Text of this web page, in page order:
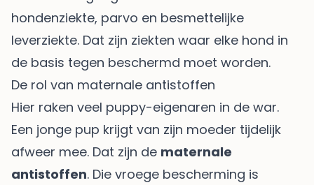
hondenziekte, parvo en besmettelijke
leverziekte. Dat zijn ziekten waar elke hond in
de basis tegen beschermd moet worden.
De rol van maternale antistoffen
Hier raken veel puppy-eigenaren in de war.
Een jonge pup krijgt van zijn moeder tijdelijk
afweer mee. Dat zijn de maternale
antistoffen. Die vroege bescherming is